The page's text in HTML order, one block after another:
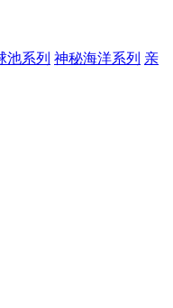
池系列 神秘海洋系列 亲